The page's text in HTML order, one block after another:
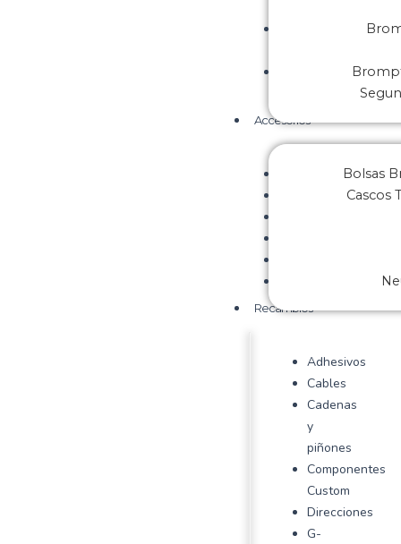
Accesorios
Bolsas
Cascos
Recambios
Adhesivos
Cables
Cadenas
y
piñones
Componentes
Custom
Direcciones
G-